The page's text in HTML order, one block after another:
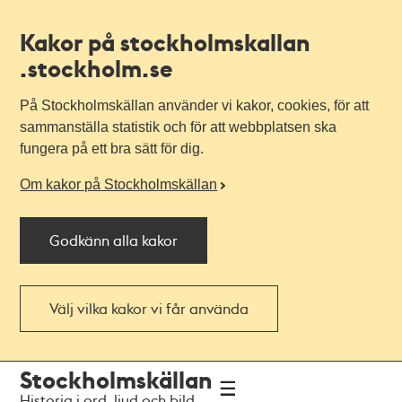
Kakor på stockholmskallan
.stockholm.se
På Stockholmskällan använder vi kakor, cookies, för att
sammanställa statistik och för att webbplatsen ska
fungera på ett bra sätt för dig.
Om kakor på Stockholmskällan
Godkänn alla kakor
Välj vilka kakor vi får använda
navigationen
huvudinnehållet
Stockholmskällan